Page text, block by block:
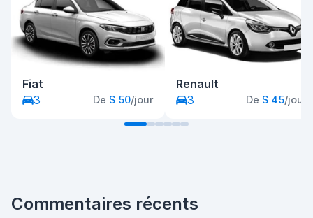
Fiat
3
De $ 50/jour
Renault
3
De $ 45/jour
Commentaires récents